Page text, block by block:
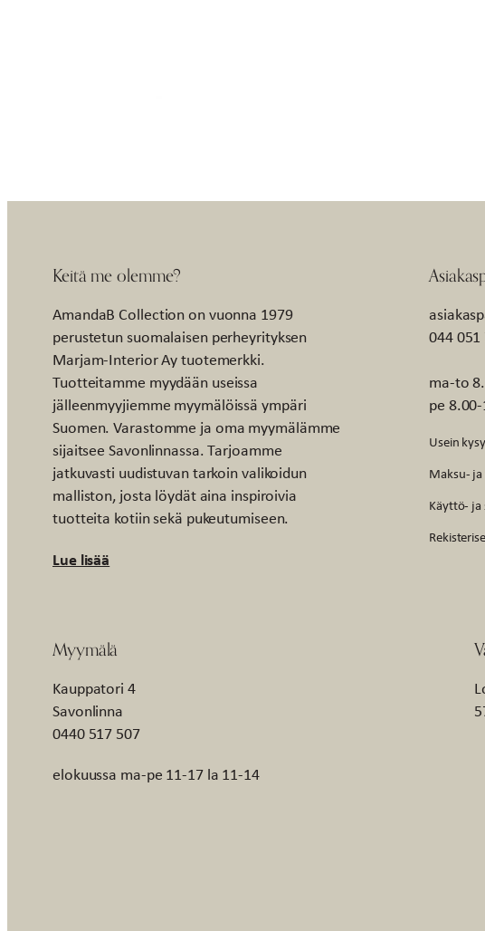
Keitä me olemme?
AmandaB Collection on vuonna 1979
perustetun suomalaisen perheyrityksen
Marjam-Interior Ay tuotemerkki.
Tuotteitamme myydään useissa
jälleenmyyjiemme myymälöissä ympäri
Suomen. Varastomme ja oma myymälämme
sijaitsee Savonlinnassa. Tarjoamme
jatkuvasti uudistuvan tarkoin valikoidun
malliston, josta löydät aina inspiroivia
tuotteita kotiin sekä pukeutumiseen.
Lue lisää
044 051
ma-to
pe
Usein
Maksu-
Käyttö-
Myymälä
Kauppatori 4
Savonlinna
0440 517 507
elokuussa ma-pe 11-17 la 11-14